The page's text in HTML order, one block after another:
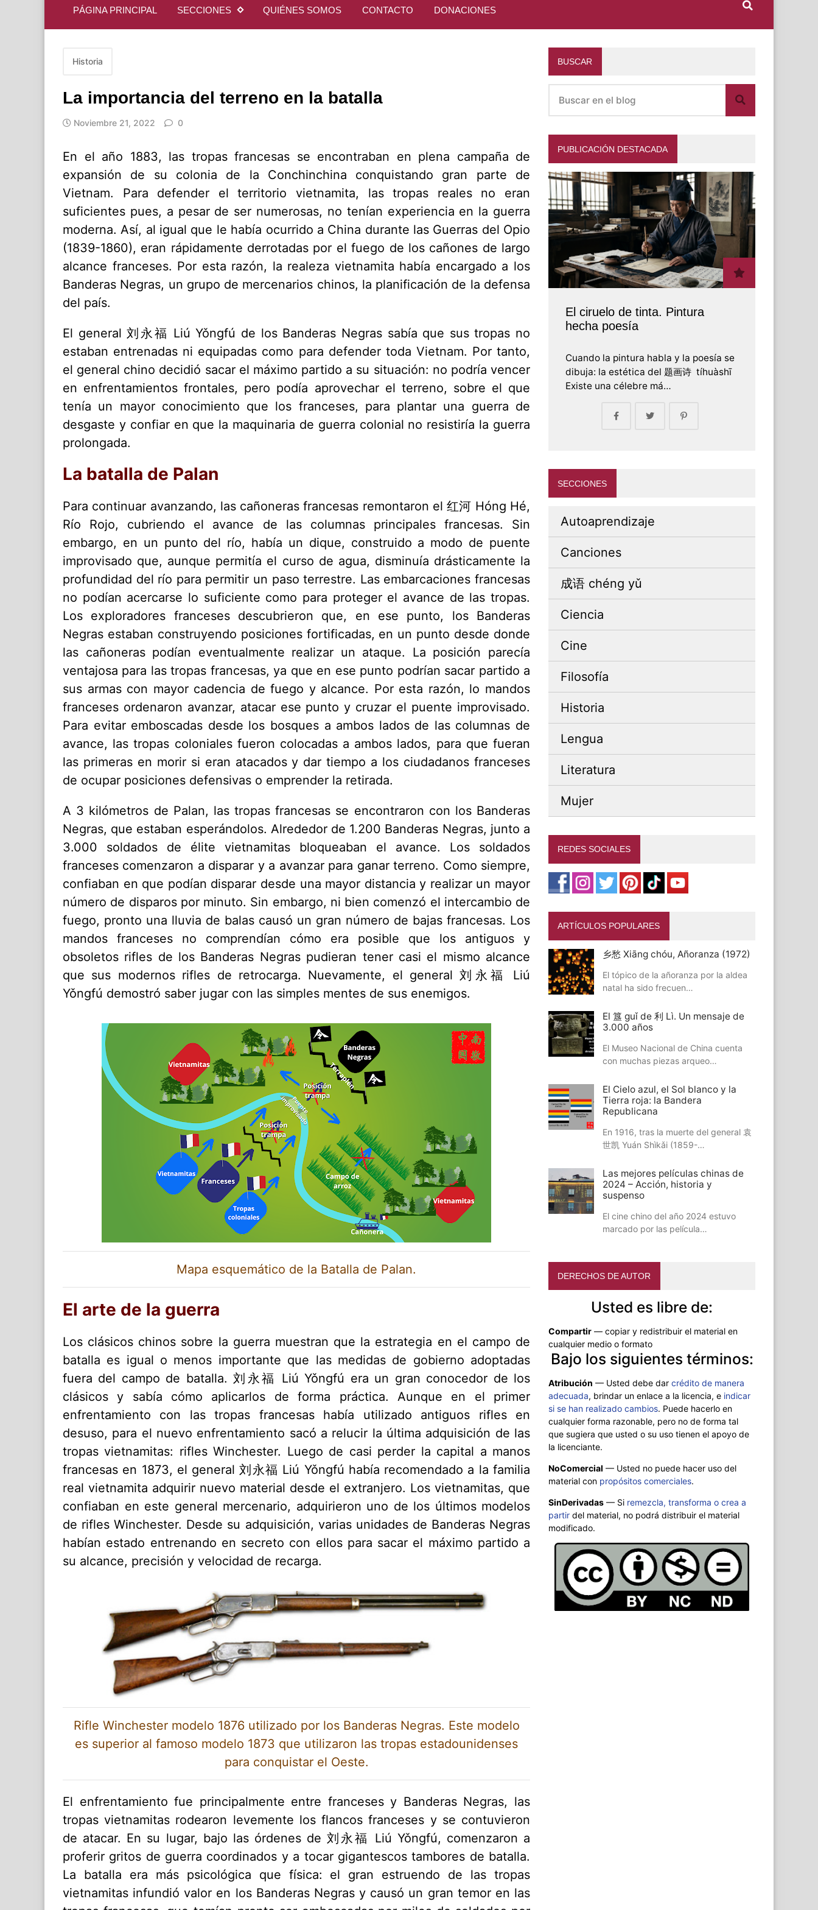
PÁGINA PRINCIPAL SECCIONES QUIÉNES SOMOS CONTACTO DONACIONES
Historia
La importancia del terreno en la batalla
Noviembre 21, 2022 0
En el año 1883, las tropas francesas se encontraban en plena campaña de
expansión de su colonia de la Conchinchina conquistando gran parte de
Vietnam. Para defender el territorio vietnamita, las tropas reales no eran
suficientes pues, a pesar de ser numerosas, no tenían experiencia en la guerra
moderna. Así, al igual que le había ocurrido a China durante las Guerras del Opio
(1839-1860), eran rápidamente derrotadas por el fuego de los cañones de largo
alcance franceses. Por esta razón, la realeza vietnamita había encargado a los
Banderas Negras, un grupo de mercenarios chinos, la planificación de la defensa
del país.
El general 刘永福 Liú Yǒngfú de los Banderas Negras sabía que sus tropas no
estaban entrenadas ni equipadas como para defender toda Vietnam. Por tanto,
el general chino decidió sacar el máximo partido a su situación: no podría vencer
en enfrentamientos frontales, pero podía aprovechar el terreno, sobre el que
tenía un mayor conocimiento que los franceses, para plantar una guerra de
desgaste y confiar en que la maquinaria de guerra colonial no resistiría la guerra
prolongada.
La batalla de Palan
Para continuar avanzando, las cañoneras francesas remontaron el 红河 Hóng Hé,
Río Rojo, cubriendo el avance de las columnas principales francesas. Sin
embargo, en un punto del río, había un dique, construido a modo de puente
improvisado que, aunque permitía el curso de agua, disminuía drásticamente la
profundidad del río para permitir un paso terrestre. Las embarcaciones francesas
no podían acercarse lo suficiente como para proteger el avance de las tropas.
Los exploradores franceses descubrieron que, en ese punto, los Banderas
Negras estaban construyendo posiciones fortificadas, en un punto desde donde
las cañoneras podían eventualmente realizar un ataque. La posición parecía
ventajosa para las tropas francesas, ya que en ese punto podrían sacar partido a
sus armas con mayor cadencia de fuego y alcance. Por esta razón, lo mandos
franceses ordenaron avanzar, atacar ese punto y cruzar el puente improvisado.
Para evitar emboscadas desde los bosques a ambos lados de las columnas de
avance, las tropas coloniales fueron colocadas a ambos lados, para que fueran
las primeras en morir si eran atacados y dar tiempo a los ciudadanos franceses
de ocupar posiciones defensivas o emprender la retirada.
A 3 kilómetros de Palan, las tropas francesas se encontraron con los Banderas
Negras, que estaban esperándolos. Alrededor de 1.200 Banderas Negras, junto a
3.000 soldados de élite vietnamitas bloqueaban el avance. Los soldados
franceses comenzaron a disparar y a avanzar para ganar terreno. Como siempre,
confiaban en que podían disparar desde una mayor distancia y realizar un mayor
número de disparos por minuto. Sin embargo, ni bien comenzó el intercambio de
fuego, pronto una lluvia de balas causó un gran número de bajas francesas. Los
mandos franceses no comprendían cómo era posible que los antiguos y
obsoletos rifles de los Banderas Negras pudieran tener casi el mismo alcance
que sus modernos rifles de retrocarga. Nuevamente, el general 刘永福 Liú
Yǒngfú demostró saber jugar con las simples mentes de sus enemigos.
Mapa esquemático de la Batalla de Palan.
El arte de la guerra
Los clásicos chinos sobre la guerra muestran que la estrategia en el campo de
batalla es igual o menos importante que las medidas de gobierno adoptadas
fuera del campo de batalla. 刘永福 Liú Yǒngfú era un gran conocedor de los
clásicos y sabía cómo aplicarlos de forma práctica. Aunque en el primer
enfrentamiento con las tropas francesas había utilizado antiguos rifles en
desuso, para el nuevo enfrentamiento sacó a relucir la última adquisición de las
tropas vietnamitas: rifles Winchester. Luego de casi perder la capital a manos
francesas en 1873, el general 刘永福 Liú Yǒngfú había recomendado a la familia
real vietnamita adquirir nuevo material desde el extranjero. Los vietnamitas, que
confiaban en este general mercenario, adquirieron uno de los últimos modelos
de rifles Winchester. Desde su adquisición, varias unidades de Banderas Negras
habían estado entrenando en secreto con ellos para sacar el máximo partido a
su alcance, precisión y velocidad de recarga.
Rifle Winchester modelo 1876 utilizado por los Banderas Negras. Este modelo
es superior al famoso modelo 1873 que utilizaron las tropas estadounidenses
para conquistar el Oeste.
El enfrentamiento fue principalmente entre franceses y Banderas Negras, las
tropas vietnamitas rodearon levemente los flancos franceses y se contuvieron
de atacar. En su lugar, bajo las órdenes de 刘永福 Liú Yǒngfú, comenzaron a
proferir gritos de guerra coordinados y a tocar gigantescos tambores de batalla.
La batalla era más psicológica que física: el gran estruendo de las tropas
vietnamitas infundió valor en los Banderas Negras y causó un gran temor en las
BUSCAR
PUBLICACIÓN DESTACADA
El ciruelo de tinta. Pintura
hecha poesía
Cuando la pintura habla y la poesía se
dibuja: la estética del 题画诗 tíhuàshī
Existe una célebre má…
SECCIONES
Autoaprendizaje
Canciones
成语 chéng yǔ
Ciencia
Cine
Filosofía
Historia
Lengua
Literatura
Mujer
REDES SOCIALES
ARTÍCULOS POPULARES
乡愁 Xiāng chóu, Añoranza (1972)
El tópico de la añoranza por la aldea
natal ha sido frecuen…
El 簋 guǐ de 利 Lì. Un mensaje de
3.000 años
El Museo Nacional de China cuenta
con muchas piezas arqueo…
El Cielo azul, el Sol blanco y la
Tierra roja: la Bandera
Republicana
En 1916, tras la muerte del general 袁
世凯 Yuán Shìkǎi (1859-…
Las mejores películas chinas de
2024 – Acción, historia y
suspenso
El cine chino del año 2024 estuvo
marcado por las película…
DERECHOS DE AUTOR
Usted es libre de:
Compartir — copiar y redistribuir el material en
cualquier medio o formato
Bajo los siguientes términos:
Atribución — Usted debe dar crédito de manera
adecuada, brindar un enlace a la licencia, e indicar
si se han realizado cambios. Puede hacerlo en
cualquier forma razonable, pero no de forma tal
que sugiera que usted o su uso tienen el apoyo de
la licenciante.
NoComercial — Usted no puede hacer uso del
material con propósitos comerciales.
SinDerivadas — Si remezcla, transforma o crea a
partir del material, no podrá distribuir el material
modificado.